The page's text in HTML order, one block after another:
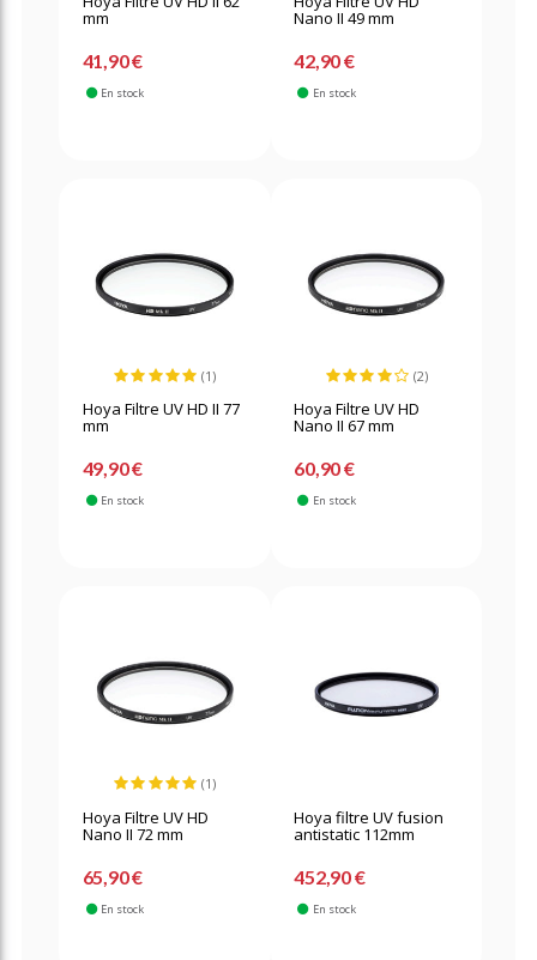
mm
41,90 €
En stock
Nano II 49 mm
42,90 €
En stock
(1)
Hoya Filtre UV HD II 77
mm
49,90 €
En stock
(2)
Hoya Filtre UV HD
Nano II 67 mm
60,90 €
En stock
(1)
Hoya Filtre UV HD
Nano II 72 mm
65,90 €
En stock
Hoya filtre UV fusion
antistatic 112mm
452,90 €
En stock